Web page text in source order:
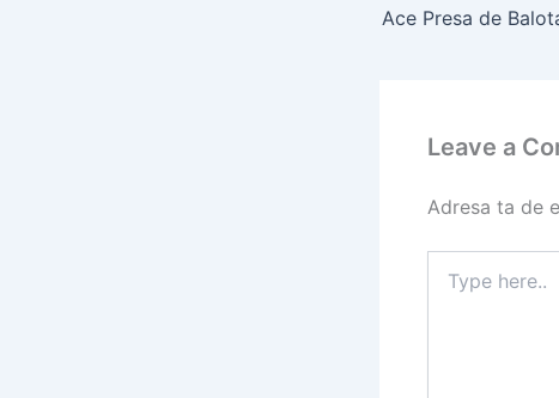
Leave a
Adresa ta de
here..